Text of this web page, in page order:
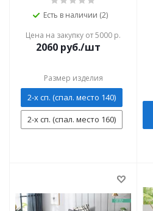
Есть в наличии (2)
Цена на закупку от 5000 р.
2060 руб./шт
Размер изделия
2-х сп. (спал. место 140)
2-х сп. (спал. место 160)